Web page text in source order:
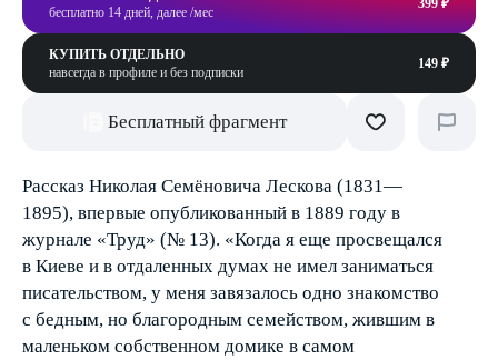
бесплатно 14 дней, далее /мес
399 ₽
КУПИТЬ ОТДЕЛЬНО
навсегда в профиле и без подписки
149 ₽
Бесплатный фрагмент
Рассказ Николая Семёновича Лескова (1831—
1895), впервые опубликованный в 1889 году в
журнале «Труд» (№ 13). «Когда я еще просвещался
в Киеве и в отдаленных думах не имел заниматься
писательством, у меня завязалось одно знакомство
с бедным, но благородным семейством, жившим в
маленьком собственном домике в самом